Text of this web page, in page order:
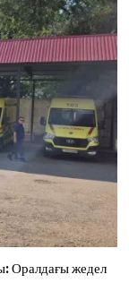
Оралдағы жедел